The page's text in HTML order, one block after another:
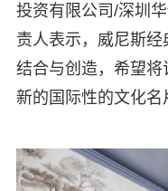
投资有限公司/深圳
责人表示，威尼斯
结合与创造，希望
新的国际性的文化名